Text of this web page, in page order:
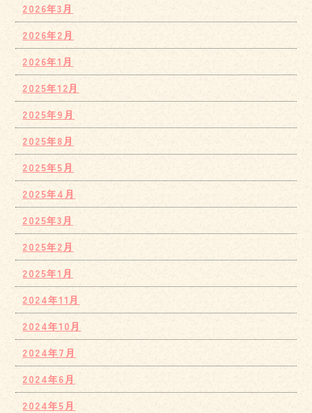
2026年3月
2026年2月
2026年1月
2025年12月
2025年9月
2025年8月
2025年5月
2025年4月
2025年3月
2025年2月
2025年1月
2024年11月
2024年10月
2024年7月
2024年6月
2024年5月